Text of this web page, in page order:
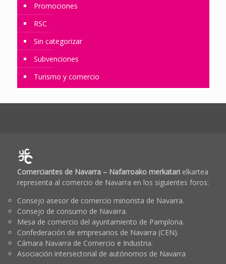
Promociones
RSC
Sin categorizar
Subvenciones
Turismo y comercio
Comerciantes de Navarra – Nafarroako merkatarielkartea
representa al comercio de Navarra en los siguientes foros:
Consejo asesor de comercio minorista de Navarra.
Consejo de consumo de Navarra.
Mesa de comercio del ayuntamiento de Pamplona.
Confederación de empresarios de Navarra (CEN).
Cámara Navarra de Comercio e Industria.
Asociación intersectorial de autónomos de Navarra